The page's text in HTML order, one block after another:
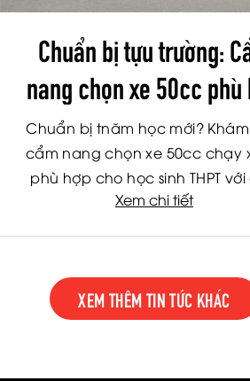
Chuẩn bị tựu trường:
nang chọn xe 50cc phù
cho học sinh THPT
Chuẩn bị tnăm học mới?
cẩm nang chọn xe 50cc chạy
phù hợp cho học sinh THPT
tiêu chí về an toàn, tiết kiệm
Xem chi tiết
XEM THÊM TIN TỨC KHÁC